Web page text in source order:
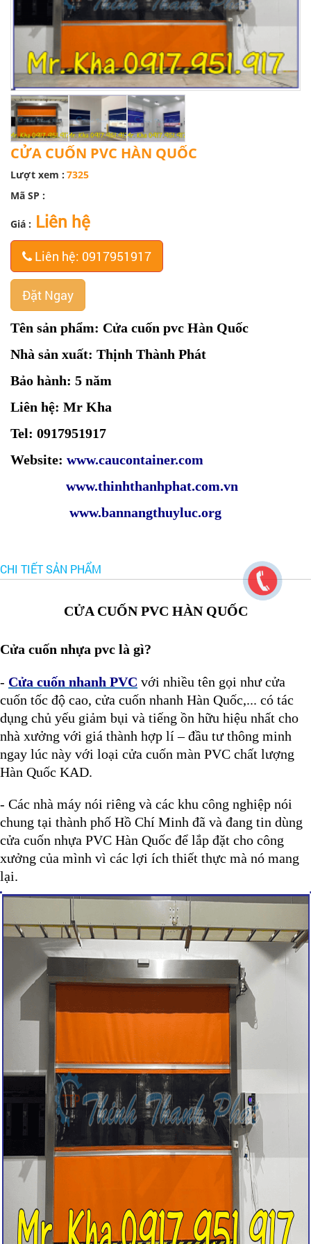
CỬA CUỐN PVC HÀN QUỐC
Lượt xem : 7325
Mã SP :
Giá : Liên hệ
Liên hệ: 0917951917
Đặt Ngay
Tên sản phẩm: Cửa cuốn pvc Hàn Quốc
Nhà sản xuất: Thịnh Thành Phát
Bảo hành: 5 năm
Liên hệ: Mr Kha
Tel: 0917951917
Website: www.caucontainer.com
www.thinhthanhphat.com.vn
www.bannangthuyluc.org
CHI TIẾT SẢN PHẨM
CỬA CUỐN PVC HÀN QUỐC
Cửa cuốn nhựa pvc là gì?
- Cửa cuốn nhanh PVC với nhiều tên gọi như cửa
cuốn tốc độ cao, cửa cuốn nhanh Hàn Quốc,... có tác
dụng chủ yếu giảm bụi và tiếng ồn hữu hiệu nhất cho
nhà xưởng với giá thành hợp lí – đầu tư thông minh
ngay lúc này với loại cửa cuốn màn PVC chất lượng
Hàn Quốc KAD.
- Các nhà máy nói riêng và các khu công nghiệp nói
chung tại thành phố Hồ Chí Minh đã và đang tin dùng
cửa cuốn nhựa PVC Hàn Quốc để lắp đặt cho công
xưởng của mình vì các lợi ích thiết thực mà nó mang
lại.